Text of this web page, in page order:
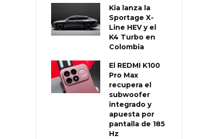
Kia lanza la
Sportage X-
Line HEV y el
K4 Turbo en
Colombia
El REDMI K100
Pro Max
recupera el
subwoofer
integrado y
apuesta por
pantalla de 185
Hz